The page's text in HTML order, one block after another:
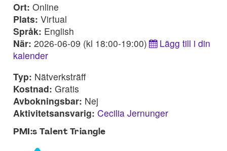
Ort: Online
Plats: Virtual
Språk: English
När: 2026-06-09 (kl 18:00-19:00)
Lägg till i din
kalender
Typ: Nätverksträff
Kostnad: Gratis
Avbokningsbar: Nej
Aktivitetsansvarig: Cecilia Jernunger
PMI:s Talent Triangle